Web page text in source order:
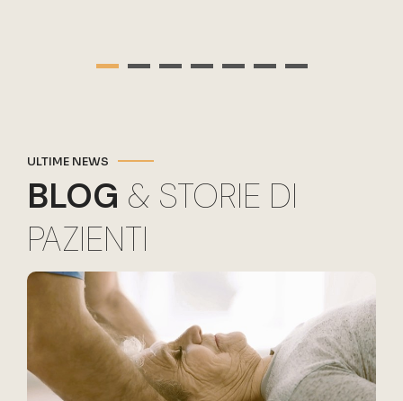
ULTIME NEWS
BLOG & STORIE DI
PAZIENTI